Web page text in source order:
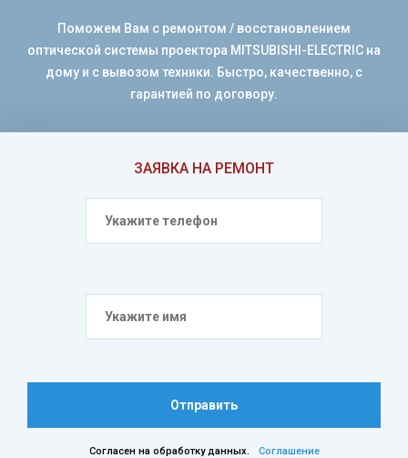
ЗАЯВКА НА РЕМОНТ
Отправить
Согласен на обработку данных. Соглашение
Поможем Вам с ремонтом / восстановлением
оптической системы проектора MITSUBISHI-ELECTRIC на
дому и с вывозом техники. Быстро, качественно, с
гарантией по договору.